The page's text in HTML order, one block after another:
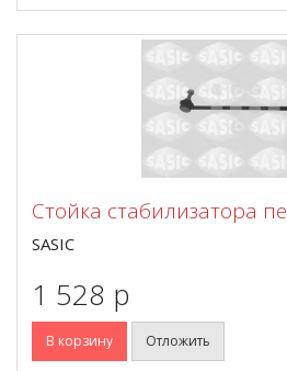
Стойка стабилизатора
SASIC
1 528 p
В корзину Отложить